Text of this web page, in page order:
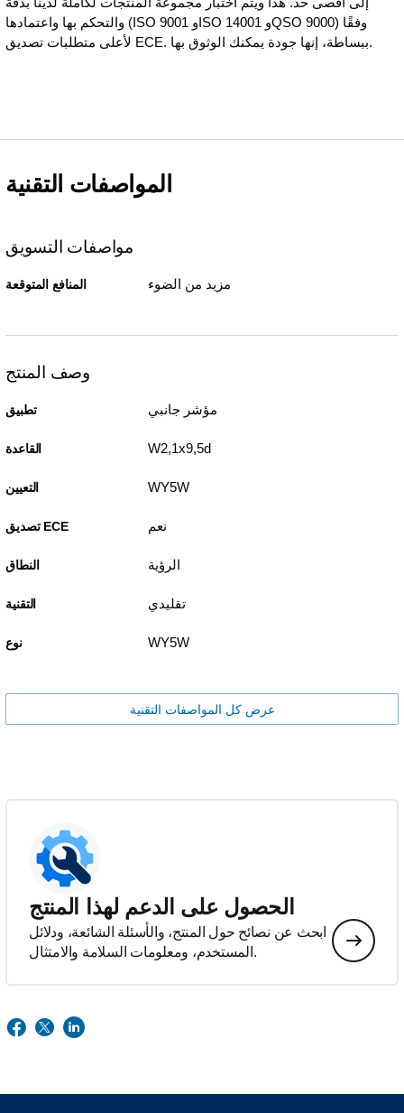
والتحكم بها واعتمادها (ISO 9001 ‏وISO 14001 وQSO 9000) وفقًا
لأعلى متطلبات تصديق ECE. ببساطة، إنها جودة يمكنك الوثوق بها.
المواصفات التقنية
مواصفات التسويق
المنافع المتوقعة مزيد من الضوء
وصف المنتج
تطبيق مؤشر جانبي
القاعدة W2,1x9,5d
التعيين WY5W
تصديق ECE نعم
النطاق الرؤية
التقنية تقليدي
نوع WY5W
عرض كل المواصفات التقنية
الحصول على الدعم لهذا المنتج
ابحث عن نصائح حول المنتج، والأسئلة الشائعة، ودلائل
المستخدم، ومعلومات السلامة والامتثال.